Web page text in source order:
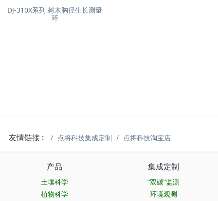
DJ-310X系列 树木胸径生长测量
环
友情链接 : 点将科技集成定制 点将科技淘宝店
产品
土壤科学
植物科学
集成定制
“双碳”监测
环境观测